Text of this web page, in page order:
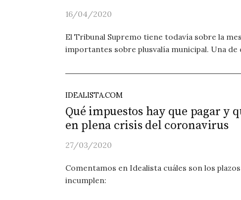
16/04/2020
El Tribunal Supremo tiene todavía sobre la
importantes sobre plusvalía municipal. Una de
IDEALISTA.COM
Qué impuestos hay que pagar y
en plena crisis del coronavirus
27/03/2020
Comentamos en Idealista cuáles son los
incumplen: